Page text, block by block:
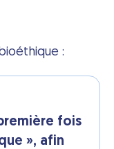
:
fois
», afin